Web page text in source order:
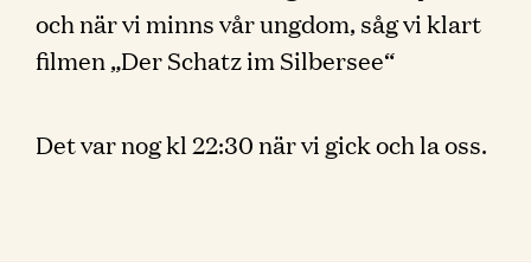
och när vi minns vår ungdom, såg vi klart
filmen „Der Schatz im Silbersee“
Det var nog kl 22:30 när vi gick och la oss.